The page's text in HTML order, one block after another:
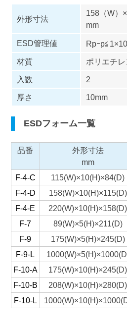
外形寸法
158（W）
mm
ESD管理値 Rpｰp≦1×10
材質
ポリエチレ
入数
2
厚さ
10mm
ESDフォーム一覧
品番
外形寸法
mm
F-4-C 115(W)×10(H)×84(D)
F-4-D
158(W)×10(H)×115(D)
F-4-E
220(W)×10(H)×158(D)
F-7
89(W)×5(H)×211(D)
F-9
175(W)×5(H)×245(D)
F-9-L
F-10-A
175(W)×10(H)×245(D)
F-10-B
208(W)×10(H)×280(D)
F-10-L